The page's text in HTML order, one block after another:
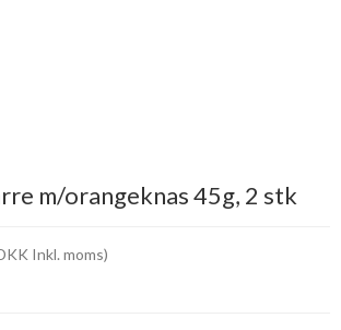
m/orangeknas 45g, 2 stk
Inkl. moms)